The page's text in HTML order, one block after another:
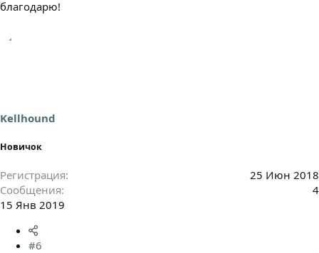
благодарю!
Kellhound
Новичок
Регистрация
25 Июн 2018
Сообщения
4
15 Янв 2019
#6